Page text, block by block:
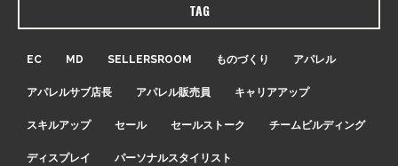
TAG
EC MD SELLERSROOM ものづくり アパレル
アパレルサブ店長 アパレル販売員 キャリアアップ
スキルアップ セール セールストーク チームビルディング
ディスプレイ パーソナルスタイリスト